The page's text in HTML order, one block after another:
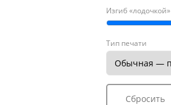
Изгиб «лодочкой»
Тип печати
Сбросить